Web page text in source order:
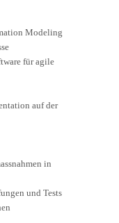
Modeling
für agile
auf der
in
und Tests